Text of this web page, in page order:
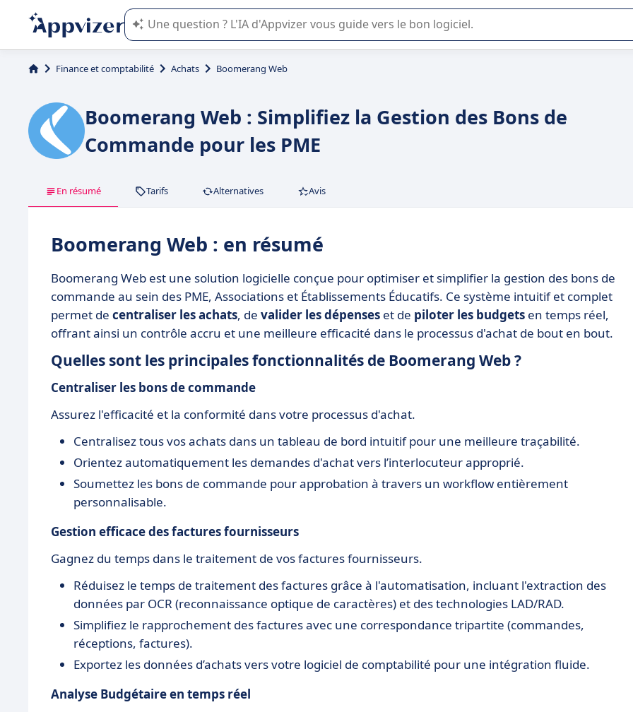
L'IA de Appvizer vous guide dans l'utilisation ou la sélection de logiciel SaaS en entreprise.
Finance et comptabilité Achats Boomerang Web
Boomerang Web : Simplifiez la Gestion des Bons de
Commande pour les PME
En résumé Tarifs Alternatives Avis
Boomerang Web : en résumé
Boomerang Web est une solution logicielle conçue pour optimiser et simplifier la gestion des bons de
commande au sein des PME, Associations et Établissements Éducatifs. Ce système intuitif et complet
permet de centraliser les achats, de valider les dépenses et de piloter les budgets en temps réel,
offrant ainsi un contrôle accru et une meilleure efficacité dans le processus d'achat de bout en bout.
Quelles sont les principales fonctionnalités de Boomerang Web ?
Centraliser les bons de commande
Assurez l'efficacité et la conformité dans votre processus d'achat.
Centralisez tous vos achats dans un tableau de bord intuitif pour une meilleure traçabilité.
Orientez automatiquement les demandes d'achat vers l’interlocuteur approprié.
Soumettez les bons de commande pour approbation à travers un workflow entièrement
personnalisable.
Gestion efficace des factures fournisseurs
Gagnez du temps dans le traitement de vos factures fournisseurs.
Réduisez le temps de traitement des factures grâce à l'automatisation, incluant l'extraction des
données par OCR (reconnaissance optique de caractères) et des technologies LAD/RAD.
Simplifiez le rapprochement des factures avec une correspondance tripartite (commandes,
réceptions, factures).
Exportez les données d’achats vers votre logiciel de comptabilité pour une intégration fluide.
Analyse Budgétaire en temps réel